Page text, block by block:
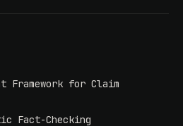
Framework for Claim
Fact-Checking